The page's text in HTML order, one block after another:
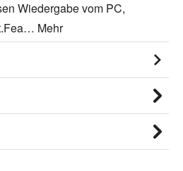
Wiedergabe vom PC,
Mehr